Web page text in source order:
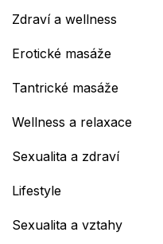
Zdraví a wellness
Erotické masáže
Tantrické masáže
Wellness a relaxace
Sexualita a zdraví
Lifestyle
Sexualita a vztahy